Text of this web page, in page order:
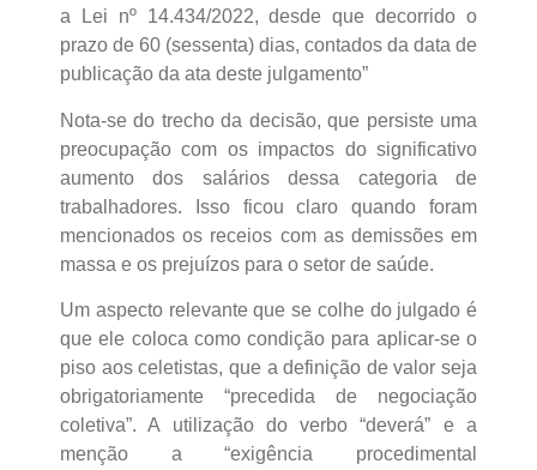
a Lei nº 14.434/2022, desde que decorrido o
prazo de 60 (sessenta) dias, contados da data de
publicação da ata deste julgamento”
Nota-se do trecho da decisão, que persiste uma
preocupação com os impactos do significativo
aumento dos salários dessa categoria de
trabalhadores. Isso ficou claro quando foram
mencionados os receios com as demissões em
massa e os prejuízos para o setor de saúde.
Um aspecto relevante que se colhe do julgado é
que ele coloca como condição para aplicar-se o
piso aos celetistas, que a definição de valor seja
obrigatoriamente “precedida de negociação
coletiva”. A utilização do verbo “deverá” e a
menção a “exigência procedimental